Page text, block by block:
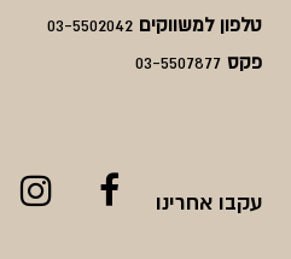
טלפון למשווקים 03-5502042
פקס03-5507877
עקבו אחרינו